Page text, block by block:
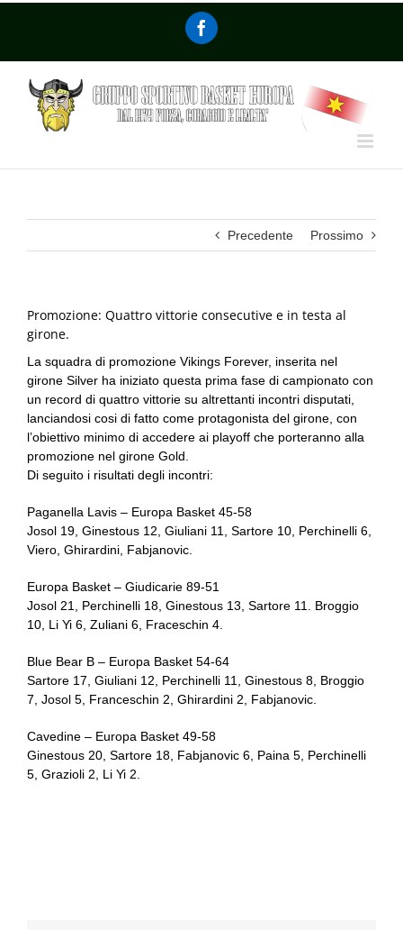
Precedente Prossimo
Promozione: Quattro vittorie consecutive e in testa al
girone.
La squadra di promozione Vikings Forever, inserita nel
girone Silver ha iniziato questa prima fase di campionato con
un record di quattro vittorie su altrettanti incontri disputati,
lanciandosi cosi di fatto come protagonista del girone, con
l’obiettivo minimo di accedere ai playoff che porteranno alla
promozione nel girone Gold.
Di seguito i risultati degli incontri:
Paganella Lavis – Europa Basket 45-58
Josol 19, Ginestous 12, Giuliani 11, Sartore 10, Perchinelli 6,
Viero, Ghirardini, Fabjanovic.
Europa Basket – Giudicarie 89-51
Josol 21, Perchinelli 18, Ginestous 13, Sartore 11. Broggio
10, Li Yi 6, Zuliani 6, Fraceschin 4.
Blue Bear B – Europa Basket 54-64
Sartore 17, Giuliani 12, Perchinelli 11, Ginestous 8, Broggio
7, Josol 5, Franceschin 2, Ghirardini 2, Fabjanovic.
Cavedine – Europa Basket 49-58
Ginestous 20, Sartore 18, Fabjanovic 6, Paina 5, Perchinelli
5, Grazioli 2, Li Yi 2.